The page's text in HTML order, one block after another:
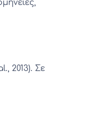
2013). Σε